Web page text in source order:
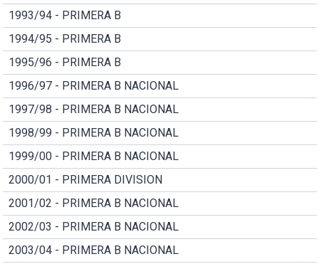
1993/94 - PRIMERA B
1994/95 - PRIMERA B
1995/96 - PRIMERA B
1996/97 - PRIMERA B NACIONAL
1997/98 - PRIMERA B NACIONAL
1998/99 - PRIMERA B NACIONAL
1999/00 - PRIMERA B NACIONAL
2000/01 - PRIMERA DIVISION
2001/02 - PRIMERA B NACIONAL
2002/03 - PRIMERA B NACIONAL
2003/04 - PRIMERA B NACIONAL